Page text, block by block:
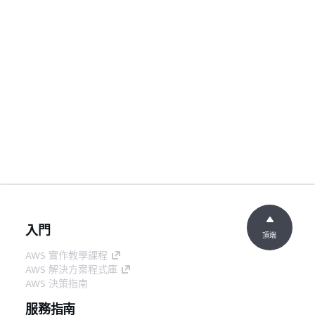
入門
AWS 實作教學課程
AWS 解決方案程式庫
AWS 決策指南
服務指南
頂端